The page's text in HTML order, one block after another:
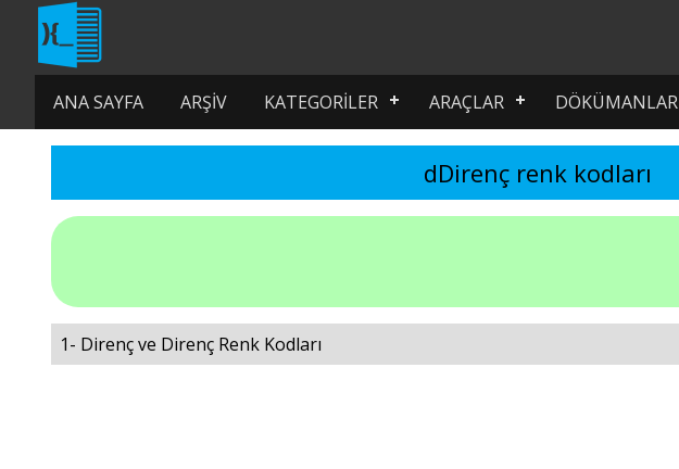
ANA SAYFA ARŞIV KATEGORILER ARAÇLAR DÖKÜMANLAR
dDirenç renk kodları
1- Direnç ve Direnç Renk Kodları